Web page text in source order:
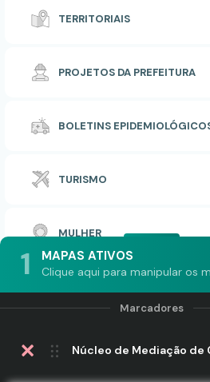
TERRITORIAIS
PROJETOS DA PREFEITURA
BOLETINS
TURISMO
MULHER
1 MAPAS ATIVOS
Clique aqui para manipular os